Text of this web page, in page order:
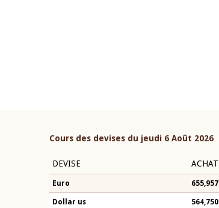
Cours des devises du jeudi 6 Août 2026
DEVISE ACHAT
Euro 655,957
Dollar us 564,750